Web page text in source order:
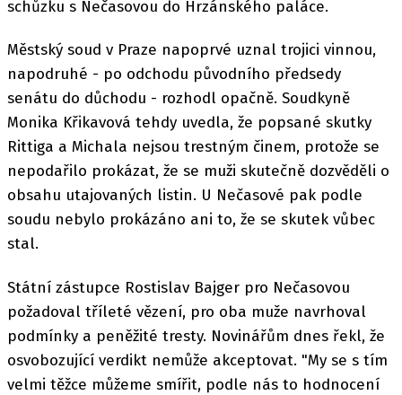
schůzku s Nečasovou do Hrzánského paláce.
Městský soud v Praze napoprvé uznal trojici vinnou,
napodruhé - po odchodu původního předsedy
senátu do důchodu - rozhodl opačně. Soudkyně
Monika Křikavová tehdy uvedla, že popsané skutky
Rittiga a Michala nejsou trestným činem, protože se
nepodařilo prokázat, že se muži skutečně dozvěděli o
obsahu utajovaných listin. U Nečasové pak podle
soudu nebylo prokázáno ani to, že se skutek vůbec
stal.
Státní zástupce Rostislav Bajger pro Nečasovou
požadoval tříleté vězení, pro oba muže navrhoval
podmínky a peněžité tresty. Novinářům dnes řekl, že
osvobozující verdikt nemůže akceptovat. "My se s tím
velmi těžce můžeme smířit, podle nás to hodnocení